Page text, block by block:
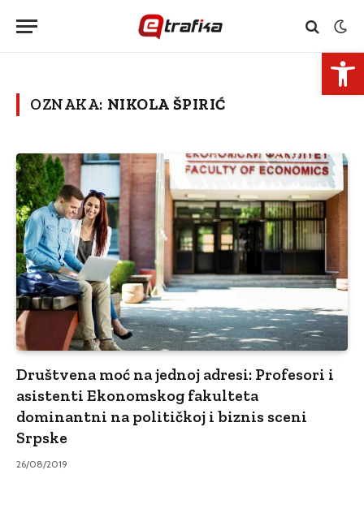
OZNAKA: NIKOLA ŠPIRIĆ
Društvena moć na jednoj adresi: Profesori i
asistenti Ekonomskog fakulteta
dominantni na političkoj i biznis sceni
Srpske
26/08/2019